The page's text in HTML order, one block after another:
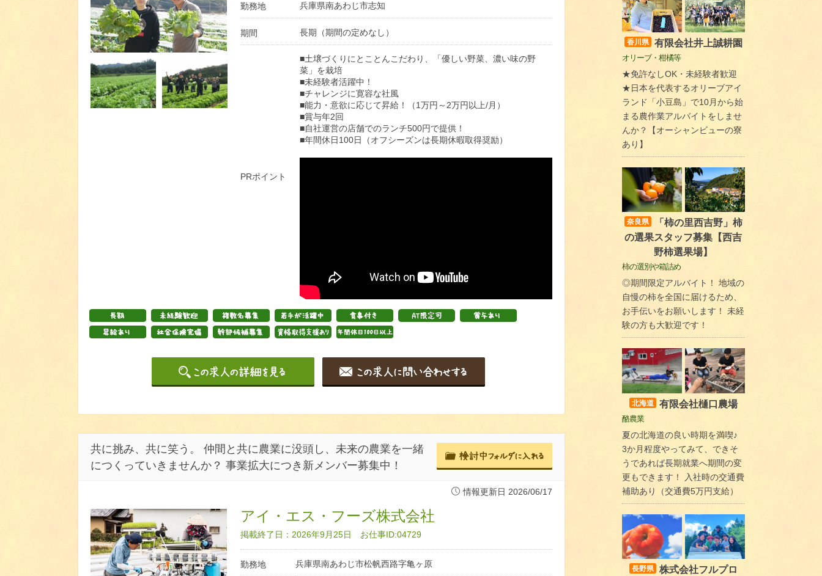
勤務地 兵庫県南あわじ市志知
期間 長期（期間の定めなし）
PRポイント
■土壌づくりにとことんこだわり、「優しい野菜、濃い味の野
菜」を栽培
■未経験者活躍中！
■チャレンジに寛容な社風
■能力・意欲に応じて昇給！（1万円～2万円以上/月）
■賞与年2回
■自社運営の店舗でのランチ500円で提供！
■年間休日100日（オフシーズンは長期休暇取得奨励）
共に挑み、共に笑う。 仲間と共に農業に没頭し、未来の農業を一緒
につくっていきませんか？ 事業拡大につき新メンバー募集中！
情報更新日 2026/06/17
アイ・エス・フーズ株式会社
掲載終了日：2026年9月25日 お仕事ID:04729
勤務地 兵庫県南あわじ市松帆西路字亀ヶ原
香川県 有限会社井上誠耕園
オリーブ・柑橘等
★免許なしOK・未経験者歓迎
★日本を代表するオリーブアイ
ランド「小豆島」で10月から始
まる農作業アルバイトをしませ
んか？【オーシャンビューの寮
あり】
奈良県
「柿の里西吉野」柿
の選果スタッフ募集【西吉
野柿選果場】
柿の選別や箱詰め
◎期間限定アルバイト！ 地域の
自慢の柿を全国に届けるため、
お手伝いをお願いします！ 未経
験の方も大歓迎です！
北海道 有限会社樋口農場
酪農業
夏の北海道の良い時期を満喫♪
3か月程度やってみて、できそ
うであれば長期就業へ期間の変
更もできます！ 入社時の交通費
補助あり（交通費5万円支給）
長野県 株式会社フルプロ